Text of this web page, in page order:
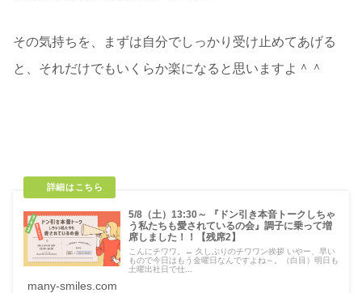
その気持ちを、まずは自分でしっかり受け止めてあげる
と、それだけでもいくらか楽になると思いますよ＾＾
5/8（土）13:30～ 『ドン引き本音トークしちゃ
う私たちも愛されているの会』調子に乗って増
席しました！！【残席2】
こんにチワワ。← 久しぶりのチワワン挨拶 いやー、早い
もので今日はもう金曜日なんですよね～。（白目）明日も
土曜出社日で仕...
many-smiles.com